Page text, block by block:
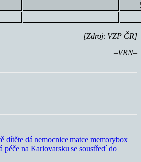
–
–
[Zdroj: VZP ČR]
–VRN–
dítěte dá nemocnice matce memorybox
péče na Karlovarsku se soustředí do